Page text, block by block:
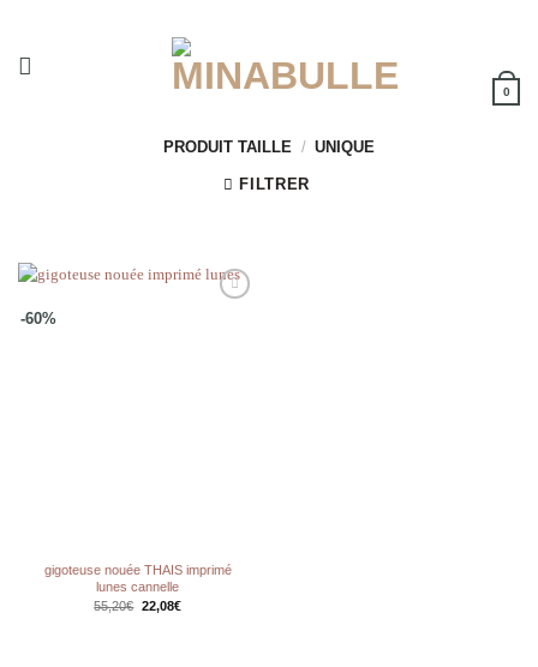
contenu
0
PRODUIT TAILLE / UNIQUE
FILTRER
-60%
gigoteuse nouée THAIS imprimé
lunes cannelle
55,20€ Le
prix
22,08€Le